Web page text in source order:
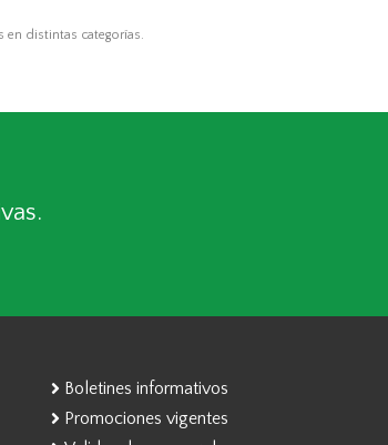
distintas categorías.
Boletines informativos
Promociones vigentes